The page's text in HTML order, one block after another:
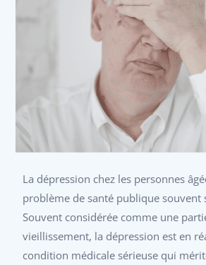
La dépression chez les personnes
problème de santé publique souvent
Souvent considérée comme une
vieillissement, la dépression est en
condition médicale sérieuse qui